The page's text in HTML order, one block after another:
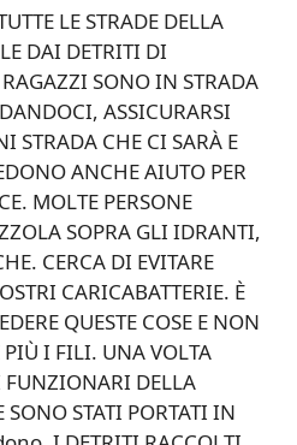
LE STRADE DELLA
DAI DETRITI DI
SONO IN STRADA
ASSICURARSI
STRADA CHE CI SARÀ E
ANCHE AIUTO PER
MOLTE PERSONE
SOPRA GLI IDRANTI,
CERCA DI EVITARE
CARICABATTERIE. È
QUESTE COSE E NON
I FILI. UNA VOLTA
DELLA
STATI PORTATI IN